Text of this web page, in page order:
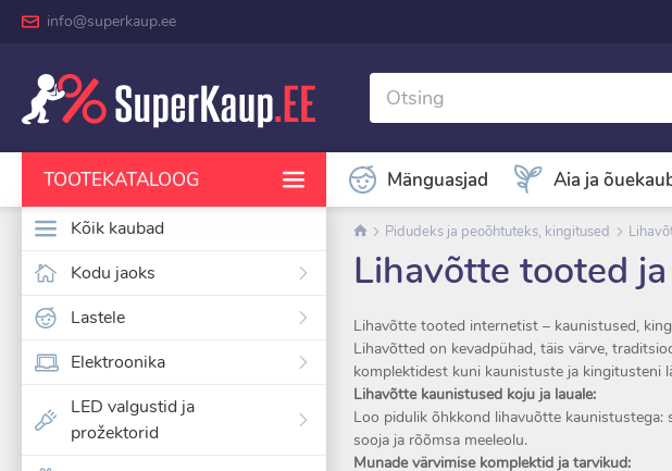
info@superkaup.ee
TOOTEKATALOOG
Kõik kaubad
Kodu jaoks
Lastele
Elektroonika
LED valgustid ja
prožektorid
Mänguasjad Aia ja
Pidudeks ja peoõhtuteks, kingitused
Lihavõtte tooted
Lihavõtte tooted internetist – kaunistused,
Lihavõtted on kevadpühad, täis värve,
komplektidest kuni kaunistuste ja kingitusteni
Lihavõtte kaunistused koju ja lauale:
Loo pidulik õhkkond lihavuõtte kaunistustega:
sooja ja rõõmsa meeleolu.
Munade värvimise komplektid ja tarvikud: